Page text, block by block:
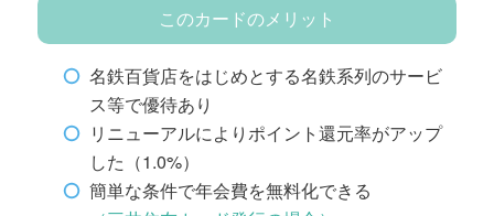
このカードのメリット
名鉄百貨店をはじめとする名鉄系列のサービ
ス等で優待あり
リニューアルによりポイント還元率がアップ
した（1.0%）
簡単な条件で年会費を無料化できる